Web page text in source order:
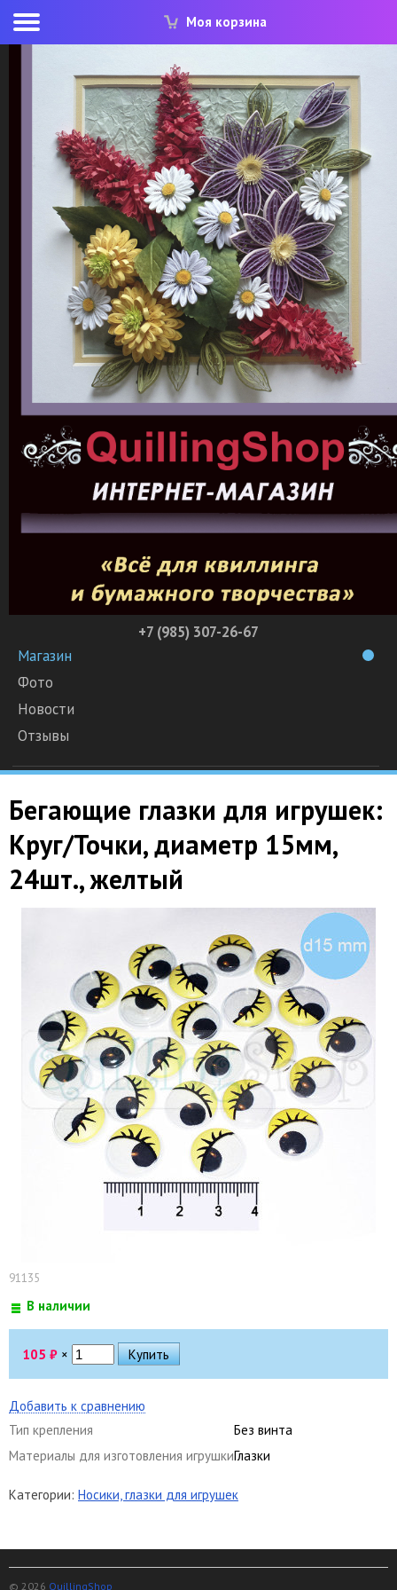
Моя корзина
+7 (985) 307-26-67
Магазин
Фото
Новости
Отзывы
Бегающие глазки для игрушек:
Круг/Точки, диаметр 15мм,
24шт., желтый
91135
В наличии
105 ₽ ×
Добавить к сравнению
Тип крепления
Без винта
Материалы для изготовления игрушкиГлазки
Категории: Носики, глазки для игрушек
© 2026 QuillingShop